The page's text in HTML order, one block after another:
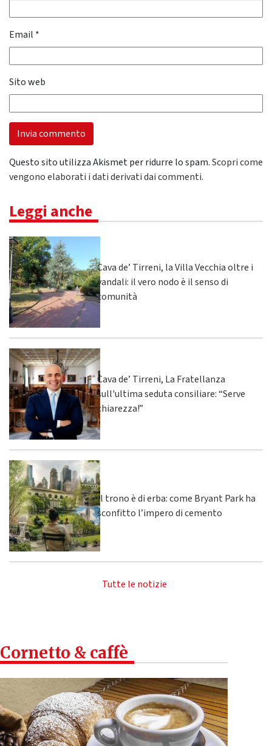
Email *
Sito web
Questo sito utilizza Akismet per ridurre lo spam.Scopri come
vengono elaborati i dati derivati dai commenti.
Leggi anche
Cava de’ Tirreni, la Villa Vecchia oltre i
vandali: il vero nodo è il senso di
comunità
Cava de’ Tirreni, La Fratellanza
sull'ultima seduta consiliare: “Serve
chiarezza!”
Il trono è di erba: come Bryant Park ha
sconfitto l’impero di cemento
Tutte le notizie
Cornetto & caffè